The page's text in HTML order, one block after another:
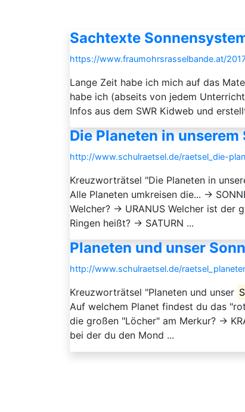
Sachtexte
https://www.fraumohrsrasselbande.at/
Lange Zeit habe ich mich auf das
habe ich (abseits von jedem
Infos aus dem SWR Kidweb und
Die Planeten in
http://www.schulraetsel.de/raetsel_die-
Kreuzworträtsel "Die Planeten in
Alle Planeten umkreisen die... →
Welcher? → URANUS Welcher ist der
Ringen heißt? → SATURN ...
Planeten und unser
http://www.schulraetsel.de/
Kreuzworträtsel "Planeten und unser
Auf welchem Planet findest du das
die großen "Löcher" am Merkur? →
bei der du den Mond ...